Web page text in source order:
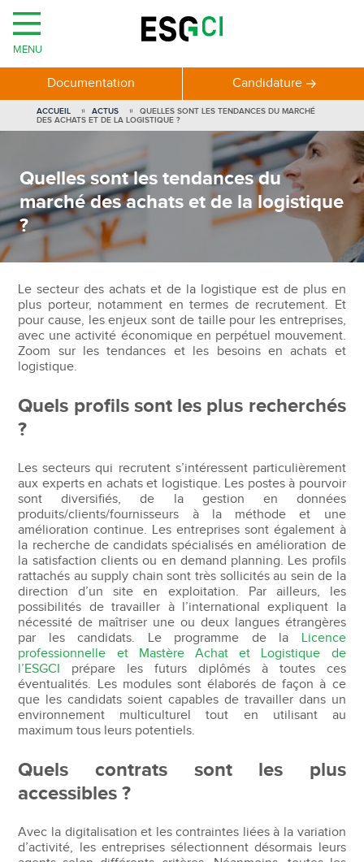
Quelles sont les tendances du
marché des achats et de la logistique
?
ACCUEIL ACTUS
QUELLES SONT LES TENDANCES DU MARCHÉ
DES ACHATS ET DE LA LOGISTIQUE ?
Le secteur des achats et de la logistique est de plus en
plus porteur, notamment en termes de recrutement. Et
pour cause, les enjeux sont de taille pour les entreprises,
avec une activité économique en perpétuel mouvement.
Zoom sur les tendances et les besoins en achats et
logistique.
Quels profils sont les plus recherchés
?
Les secteurs qui recrutent s’intéressent particulièrement
aux experts en achats et logistique. Les postes à pourvoir
sont diversifiés, de la gestion en données
produits/clients/fournisseurs à la méthode et une
amélioration continue. Les entreprises sont également à
la recherche de candidats spécialisés en amélioration de
la satisfaction clients ou en demand planning. Les profils
rattachés au supply chain sont très sollicités au sein de la
direction d’un site en exploitation. Par ailleurs, les
possibilités de travailler à l’international expliquent la
nécessité de maîtriser une ou deux langues étrangères
par les candidats. Le programme de la
Licence
professionnelle et Mastère Achat et Logistique de
l’ESGCI prépare les futurs diplômés à toutes ces
éventualités. Les modules sont élaborés de façon à ce
que les candidats soient capables de travailler dans un
environnement multiculturel tout en utilisant au
maximum tous leurs potentiels.
Quels contrats sont les plus
accessibles ?
Avec la digitalisation et les contraintes liées à la variation
d’activité, les entreprises sélectionnent désormais leurs
MENU
Documentation Candidature